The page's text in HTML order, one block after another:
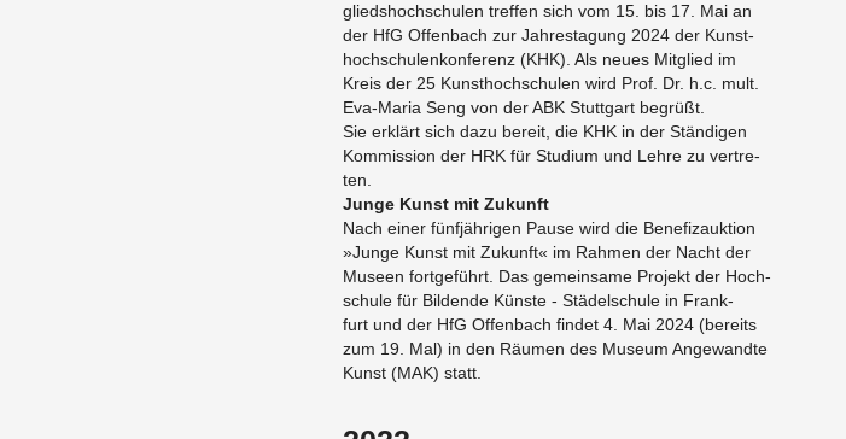
glied­s­hoch­schu­len tref­fen sich vom 15. bis 17. Mai an
der HfG Of­fen­bach zur Jah­res­ta­gung 2024 der Kunst­
hoch­schu­len­kon­fe­renz (KHK). Als neues Mit­glied im
Kreis der 25 Kunst­hoch­schu­len wird Prof. Dr. h.c. mult.
Eva-Ma­ria Seng von der ABK Stutt­gart begrüßt.
Sie erklärt sich dazu be­reit, die KHK in der Ständi­gen
Kom­mis­si­on der HRK für Stu­di­um und Lehre zu ver­tre­
ten.
Junge Kunst mit Zu­kunft
Nach einer fünfjähri­gen Pause wird die Be­ne­fi­z­auk­ti­on
»Junge Kunst mit Zu­kunft« im Rah­men der Nacht der
Mu­se­en fort­ge­führt. Das ge­mein­sa­me Pro­jekt der Hoch­
schu­le für Bil­den­de Künste - Städel­schu­le in Frank­
furt und der HfG Of­fen­bach fin­det 4. Mai 2024 (be­reits
zum 19. Mal) in den Räumen des Mu­se­um An­ge­wand­te
Kunst (MAK) statt.